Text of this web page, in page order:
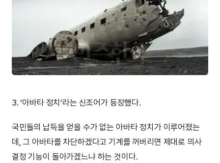
3. ‘아바타 정치’라는 신조어가 등장했다.
국민들의 납득을 얻을 수가 없는 아바타 정치가 이루어졌는
데, 그 아바타를 차단하겠다고 기계를 꺼버리면 제대로 의사
결정 기능이 돌아가겠느냐 하는 것이다.